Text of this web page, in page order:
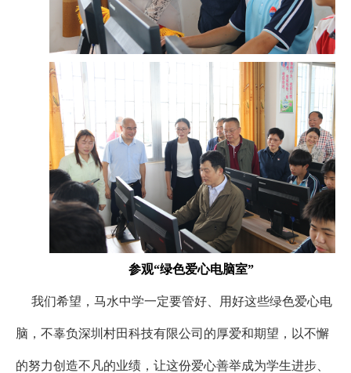
参观“绿色爱心电脑室”
我们希望，马水中学一定要管好、用好这些绿色爱心电
脑，不辜负深圳村田科技有限公司的厚爱和期望，以不懈
的努力创造不凡的业绩，让这份爱心善举成为学生进步、